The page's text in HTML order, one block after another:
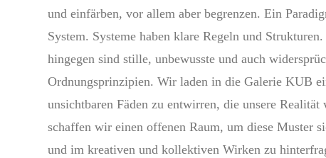
und einfärben, vor allem aber begrenzen. Ein
System. Systeme haben klare Regeln und
hingegen sind stille, unbewusste und auch
Ordnungsprinzipien. Wir laden in die Galerie KUB
unsichtbaren Fäden zu entwirren, die unsere Realität
schaffen wir einen offenen Raum, um diese Muster
und im kreativen und kollektiven Wirken zu